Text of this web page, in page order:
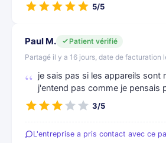
5/5
Paul M.
Patient vérifié
Partagé il y a 16 jours, date de facturation
je sais pas si les appareils sont
j'entend pas comme je pensais
3/5
L'entreprise a pris contact avec ce